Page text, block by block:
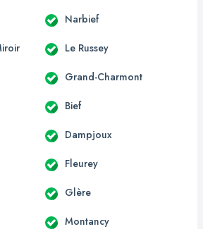
Narbief
Le Russey
Grand-Charmont
Bief
Dampjoux
Fleurey
Glère
Montancy